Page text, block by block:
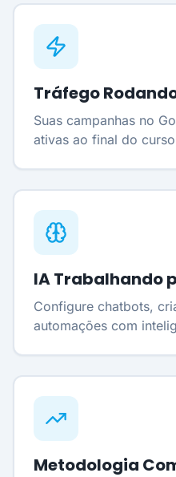
Tráfego
Suas campanhas no
ativas ao final do
IA Trabalhando
Configure chatbots,
automações com
Metodologia